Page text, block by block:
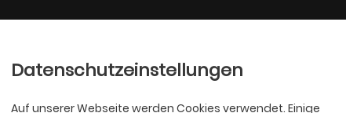
Datenschutzeinstellungen
Auf unserer Webseite werden Cookies verwendet. Einige